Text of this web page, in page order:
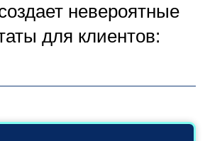
невероятные
для клиентов: